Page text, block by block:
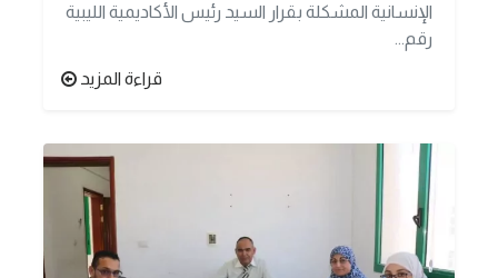
الإنسانية المشكلة بقرار السيد رئيس الأكاديمية الليبية
رقم...
قراءة المزيد